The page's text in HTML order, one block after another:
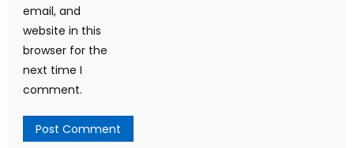
email, and
website in this
browser for the
next time I
comment.